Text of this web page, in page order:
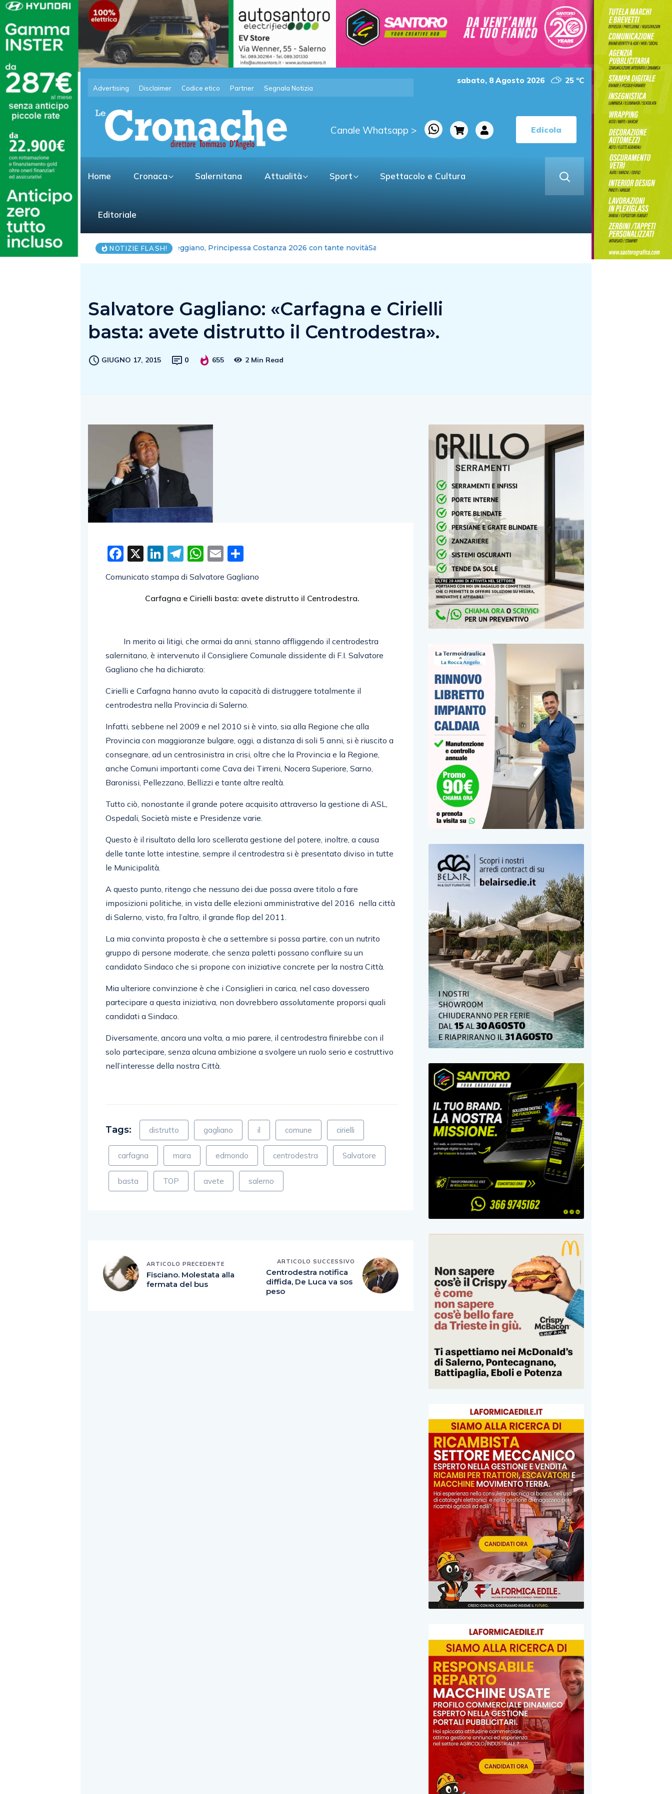
Advertising Disclaimer Codice etico Partner Segnala Notizia
sabato, 8 Agosto 2026 25 °C
Canale Whatsapp > Edicola
Home Cronaca Salernitana Attualità Sport Spettacolo e Cultura
Editoriale
NOTIZIE FLASH! Salerno, blitz della Municipale: fermati vari venditori ambulanti
Salvatore Gagliano: «Carfagna e Cirielli
basta: avete distrutto il Centrodestra».
GIUGNO 17, 2015 0 655 2 Min Read
Facebook
X LinkedIn
Telegram
WhatsApp
Email
Comunicato stampa di Salvatore Gagliano
Carfagna e Cirielli basta: avete distrutto il Centrodestra.
In merito ai litigi, che ormai da anni, stanno affliggendo il centrodestra
salernitano, è intervenuto il Consigliere Comunale dissidente di F.I. Salvatore
Gagliano che ha dichiarato:
Cirielli e Carfagna hanno avuto la capacità di distruggere totalmente il
centrodestra nella Provincia di Salerno.
Infatti, sebbene nel 2009 e nel 2010 si è vinto, sia alla Regione che alla
Provincia con maggioranze bulgare, oggi, a distanza di soli 5 anni, si è riuscito a
consegnare, ad un centrosinistra in crisi, oltre che la Provincia e la Regione,
anche Comuni importanti come Cava dei Tirreni, Nocera Superiore, Sarno,
Baronissi, Pellezzano, Bellizzi e tante altre realtà.
Tutto ciò, nonostante il grande potere acquisito attraverso la gestione di ASL,
Ospedali, Società miste e Presidenze varie.
Questo è il risultato della loro scellerata gestione del potere, inoltre, a causa
delle tante lotte intestine, sempre il centrodestra si è presentato diviso in tutte
le Municipalità.
A questo punto, ritengo che nessuno dei due possa avere titolo a fare
imposizioni politiche, in vista delle elezioni amministrative del 2016 nella città
di Salerno, visto, fra l’altro, il grande flop del 2011.
La mia convinta proposta è che a settembre si possa partire, con un nutrito
gruppo di persone moderate, che senza paletti possano confluire su un
candidato Sindaco che si propone con iniziative concrete per la nostra Città.
Mia ulteriore convinzione è che i Consiglieri in carica, nel caso dovessero
partecipare a questa iniziativa, non dovrebbero assolutamente proporsi quali
candidati a Sindaco.
Diversamente, ancora una volta, a mio parere, il centrodestra finirebbe con il
solo partecipare, senza alcuna ambizione a svolgere un ruolo serio e costruttivo
nell’interesse della nostra Città.
Tags: distrutto gagliano il comune cirielli
carfagna mara edmondo centrodestra Salvatore
basta TOP avete salerno
ARTICOLO PRECEDENTE
Fisciano. Molestata alla
fermata del bus
ARTICOLO SUCCESSIVO
Centrodestra notifica
diffida, De Luca va sos
peso